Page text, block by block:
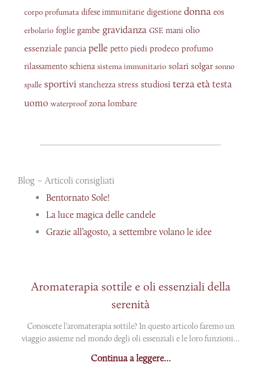
corpo profumata difese immunitarie digestione donna eos
erbolario foglie gambe gravidanza GSE mani olio
essenziale pancia pelle petto piedi prodeco profumo
rilassamento schiena sistema immunitario solari solgar sonno
spalle sportivi stanchezza stress studiosi terza età testa
uomo waterproof zona lombare
Blog – Articoli consigliati
Bentornato Sole!
La luce magica delle candele
Grazie all’agosto, a settembre volano le idee
Aromaterapia sottile e oli essenziali della
serenità
Conoscete l’aromaterapia sottile? In questo articolo faremo un
viaggio assieme nel mondo degli oli essenziali e le loro funzioni…
Continua a leggere...